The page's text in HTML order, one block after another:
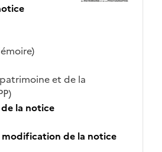
et de la
la notice
de la notice